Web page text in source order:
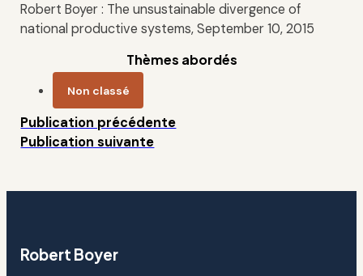
Robert Boyer : The unsustainable divergence of
national productive systems, September 10, 2015
Thèmes abordés
Non classé
Publication précédente
Publication suivante
Robert Boyer